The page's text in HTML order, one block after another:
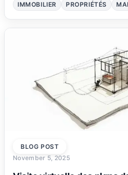
IMMOBILIER PROPRIÉTÉS
BLOG POST
November 5, 2025